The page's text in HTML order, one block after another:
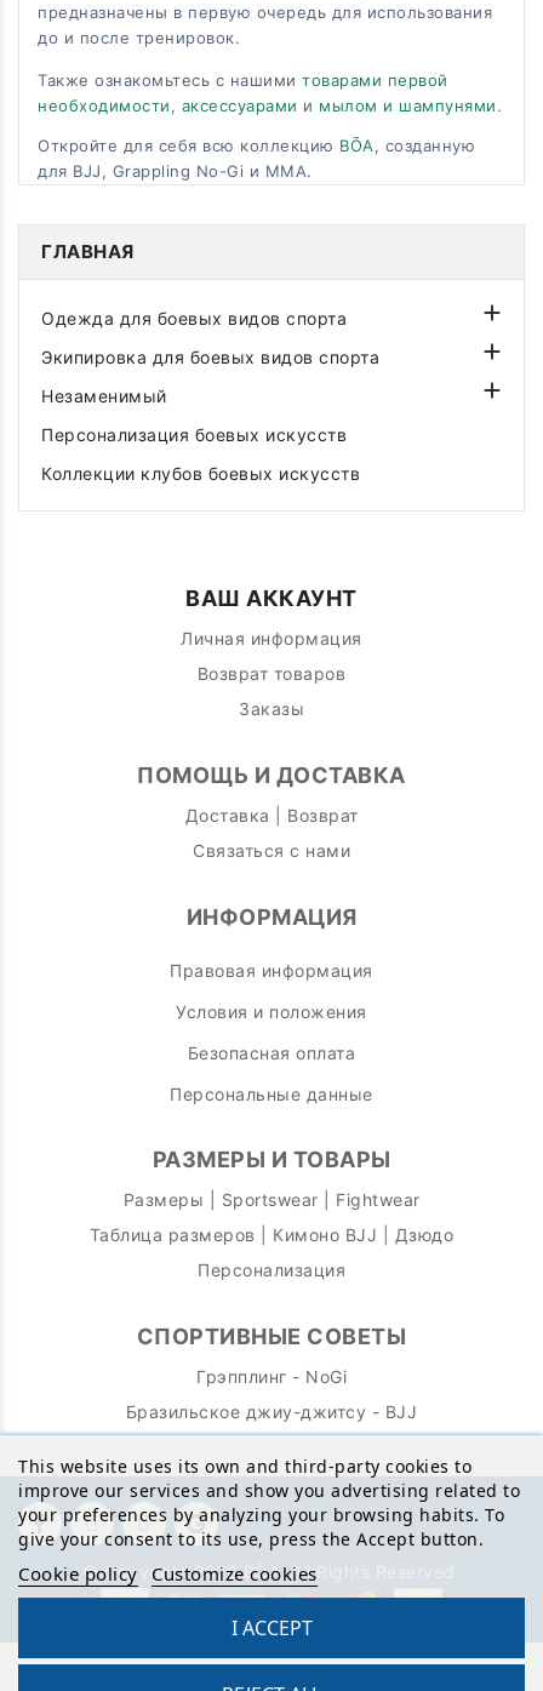
предназначены в первую очередь для использования
до и после тренировок.
Также ознакомьтесь с нашими товарами первой
необходимости, аксессуарами и мылом и шампунями.
Откройте для себя всю коллекцию BŌA, созданную
для BJJ, Grappling No-Gi и MMA.
ГЛАВНАЯ
Одежда для боевых видов спорта 
Экипировка для боевых видов спорта 
Незаменимый 
Персонализация боевых искусств
Коллекции клубов боевых искусств
ВАШ АККАУНТ
Личная информация
Возврат товаров
Заказы
ПОМОЩЬ И ДОСТАВКА
Доставка | Возврат
Связаться с нами
ИНФОРМАЦИЯ
Правовая информация
Условия и положения
Безопасная оплата
Персональные данные
РАЗМЕРЫ И ТОВАРЫ
Размеры | Sportswear | Fightwear
Таблица размеров | Кимоно BJJ | Дзюдо
Персонализация
СПОРТИВНЫЕ СОВЕТЫ
Грэпплинг - NoGi
Бразильское джиу-джитсу - BJJ
This website uses its own and third-party cookies to
improve our services and show you advertising related to
your preferences by analyzing your browsing habits. To
give your consent to its use, press the Accept button.
Cookie policy Customize cookies
I ACCEPT
© Copyright 2026 BŌA. All Rights Reserved.